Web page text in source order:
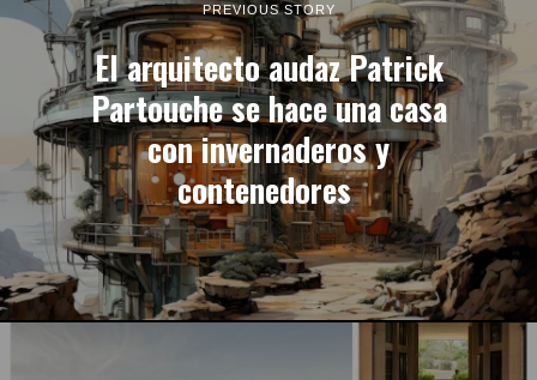
PREVIOUS STORY
El arquitecto audaz Patrick
Partouche se hace una casa
con invernaderos y
contenedores